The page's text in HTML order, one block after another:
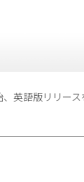
英語版リリー